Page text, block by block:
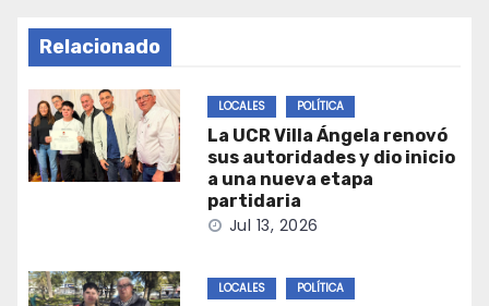
Relacionado
LOCALES POLÍTICA
La UCR Villa Ángela renovó
sus autoridades y dio inicio
a una nueva etapa
partidaria
Jul 13, 2026
LOCALES POLÍTICA